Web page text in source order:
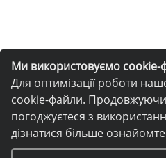
Ми використовуємо cookie-
Для оптимізації роботи
cookie-файли. Продовжуючи
погоджуєтеся з
дізнатися більше